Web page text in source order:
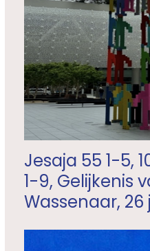
Jesaja 55 1-5,
1-9, Gelijkenis
Wassenaar, 26